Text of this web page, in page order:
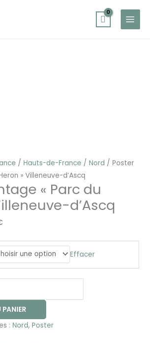
/Hauts-de-France /Nord / Poster
» Villeneuve-d’Ascq
« Parc du
d’Ascq
Effacer
:Nord,Poster